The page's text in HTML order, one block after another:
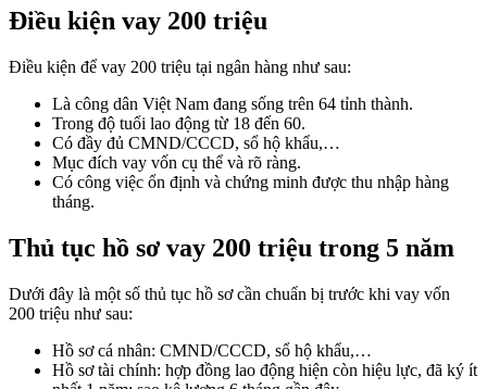
Điều kiện vay 200 triệu
Điều kiện để vay 200 triệu tại ngân hàng như sau:
Là công dân Việt Nam đang sống trên 64 tỉnh thành.
Trong độ tuổi lao động từ 18 đến 60.
Có đầy đủ CMND/CCCD, sổ hộ khẩu,…
Mục đích vay vốn cụ thể và rõ ràng.
Có công việc ổn định và chứng minh được thu nhập hàng
tháng.
Thủ tục hồ sơ vay 200 triệu trong 5 năm
Dưới đây là một số thủ tục hồ sơ cần chuẩn bị trước khi vay vốn
200 triệu như sau:
Hồ sơ cá nhân: CMND/CCCD, sổ hộ khẩu,…
Hồ sơ tài chính: hợp đồng lao động hiện còn hiệu lực, đã ký ít